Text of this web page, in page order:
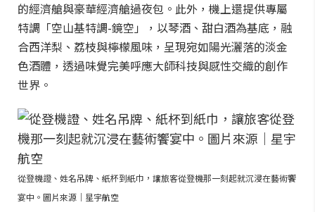
的經濟艙與豪華經濟艙過夜包。此外，機上還提供專屬
特調「空山基特調-鏡空」，以琴酒、甜白酒為基底，融
合西洋梨、荔枝與檸檬風味，呈現宛如陽光灑落的淡金
色酒體，透過味覺完美呼應大師科技與感性交織的創作
世界。
從登機證、姓名吊牌、紙杯到紙巾，讓旅客從登機那一刻起就沉浸在藝術饗
宴中。圖片來源｜星宇航空